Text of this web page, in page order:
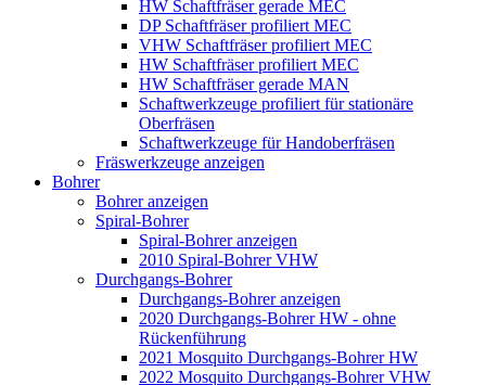
HW Schaftfräser gerade MEC
DP Schaftfräser profiliert MEC
VHW Schaftfräser profiliert MEC
HW Schaftfräser profiliert MEC
HW Schaftfräser gerade MAN
Schaftwerkzeuge profiliert für stationäre
Oberfräsen
Schaftwerkzeuge für Handoberfräsen
Fräswerkzeuge anzeigen
Bohrer
Bohrer anzeigen
Spiral-Bohrer
Spiral-Bohrer anzeigen
2010 Spiral-Bohrer VHW
Durchgangs-Bohrer
Durchgangs-Bohrer anzeigen
2020 Durchgangs-Bohrer HW - ohne
Rückenführung
2021 Mosquito Durchgangs-Bohrer HW
2022 Mosquito Durchgangs-Bohrer VHW